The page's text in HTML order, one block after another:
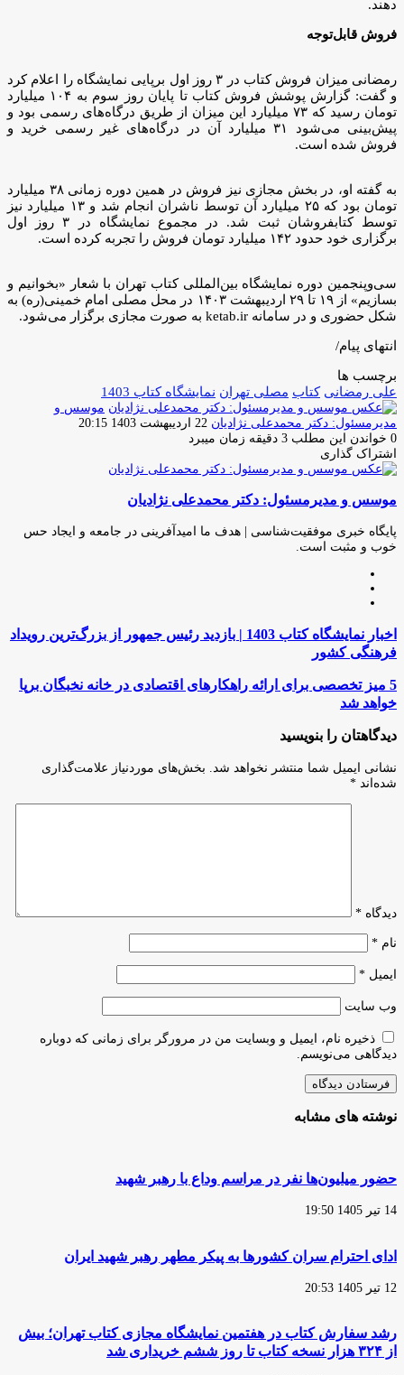
دهند.
فروش قابل‌توجه
رمضانی میزان فروش کتاب در ۳ روز اول برپایی نمایشگاه را اعلام کرد
و گفت: گزارش پوشش فروش کتاب تا پایان روز سوم به ۱۰۴ میلیارد
تومان رسید که ۷۳ میلیارد این میزان از طریق درگاه‌های رسمی بود و
پیش‌بینی می‌شود ۳۱ میلیارد آن در درگاه‌های غیر رسمی خرید و
فروش شده است.
به گفته او، در بخش مجازی نیز فروش در همین دوره زمانی ۳۸ میلیارد
تومان بود که ۲۵ میلیارد آن توسط ناشران انجام شد و ۱۳ میلیارد نیز
توسط کتابفروشان ثبت شد. در مجموع نمایشگاه در ۳ روز اول
برگزاری خود حدود ۱۴۲ میلیارد تومان فروش را تجربه کرده است.
سی‌وپنجمین دوره نمایشگاه بین‌المللی کتاب تهران با شعار «بخوانیم و
بسازیم» از ۱۹ تا ۲۹ اردیبهشت ۱۴۰۳ در محل مصلی امام خمینی(ره) به
شکل حضوری و در سامانه ketab.ir به صورت مجازی برگزار می‌شود.
انتهای پیام/
برچسب ها
علی رمضانی کتاب مصلی تهران نمایشگاه کتاب 1403
موسس و
مدیرمسئول: دکتر محمدعلی نژادیان ارسال
ایمیل
22 اردیبهشت 1403 20:15
0 خواندن این مطلب 3 دقیقه زمان میبرد
اشتراک گذاری
فیس
توئیتر
لینکدین
واتس
تلگرام
اشتراک
از
ایمیل
چاپ
موسس و مدیرمسئول: دکتر محمدعلی نژادیان
پایگاه خبری موفقیت‌شناسی | هدف ما امیدآفرینی در جامعه و ایجاد حس
خوب و مثبت است.
اخبار
نمایشگاه
کتاب
1403
|
بازدید
جمهور
بزرگ‌ترین
رویداد
اخبار نمایشگاه کتاب 1403 | بازدید رئیس جمهور از بزرگ‌ترین رویداد
فرهنگی کشور
5
میز
تخصصی
برای
ارائه
راهکارهای
اقتصادی
در
5 میز تخصصی برای ارائه راهکارهای اقتصادی در خانه نخبگان برپا
خواهد شد
دیدگاهتان را بنویسید
نشانی ایمیل شما منتشر نخواهد شد.
بخش‌های موردنیاز علامت‌گذاری
شده‌اند *
دیدگاه *
نام *
ایمیل *
وب‌ سایت
ذخیره نام، ایمیل و وبسایت من در مرورگر برای زمانی که دوباره
دیدگاهی می‌نویسم.
نوشته های مشابه
حضور میلیون‌ها نفر در مراسم وداع با رهبر شهید
14 تیر 1405 19:50
ادای احترام سران کشورها به پیکر مطهر رهبر شهید ایران
12 تیر 1405 20:53
رشد سفارش‌ کتاب در هفتمین نمایشگاه مجازی کتاب تهران؛ بیش
از ۳۲۴ هزار نسخه کتاب تا روز ششم خریداری شد